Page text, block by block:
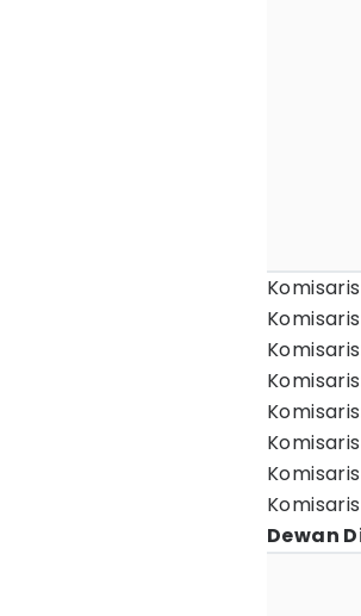
Dewan